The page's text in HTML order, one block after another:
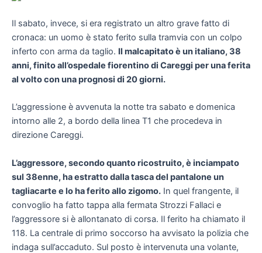
Il sabato, invece, si era registrato un altro grave fatto di
cronaca: un uomo è stato ferito sulla tramvia con un colpo
inferto con arma da taglio. Il malcapitato è un italiano, 38
anni, finito all’ospedale fiorentino di Careggi per una ferita
al volto con una prognosi di 20 giorni.
L’aggressione è avvenuta la notte tra sabato e domenica
intorno alle 2, a bordo della linea T1 che procedeva in
direzione Careggi.
L’aggressore, secondo quanto ricostruito, è inciampato
sul 38enne, ha estratto dalla tasca del pantalone un
tagliacarte e lo ha ferito allo zigomo. In quel frangente, il
convoglio ha fatto tappa alla fermata Strozzi Fallaci e
l’aggressore si è allontanato di corsa. Il ferito ha chiamato il
118. La centrale di primo soccorso ha avvisato la polizia che
indaga sull’accaduto. Sul posto è intervenuta una volante,